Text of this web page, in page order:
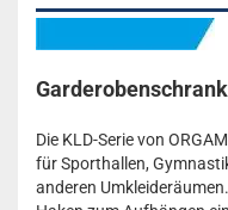
Die KLD-Serie von
für Sporthallen,
anderen